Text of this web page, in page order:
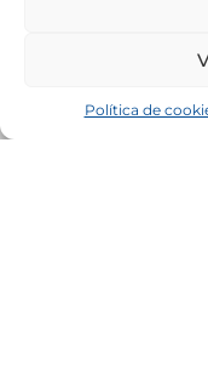
Política de